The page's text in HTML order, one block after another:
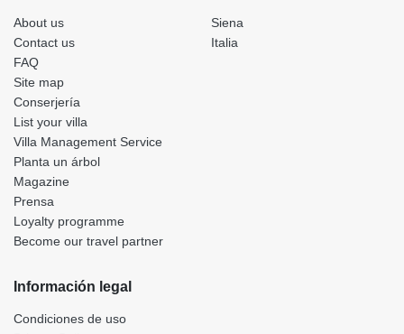
About us
Contact us
FAQ
Site map
Conserjería
List your villa
Villa Management Service
Planta un árbol
Magazine
Prensa
Loyalty programme
Become our travel partner
Siena
Italia
Información legal
Condiciones de uso